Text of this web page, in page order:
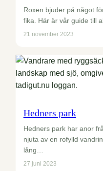
Roxen bjuder på något
fika. Här är vår guide till
21 november 2023
Hedners park
Hedners park har anor
njuta av en rofylld
lång…
27 juni 2023